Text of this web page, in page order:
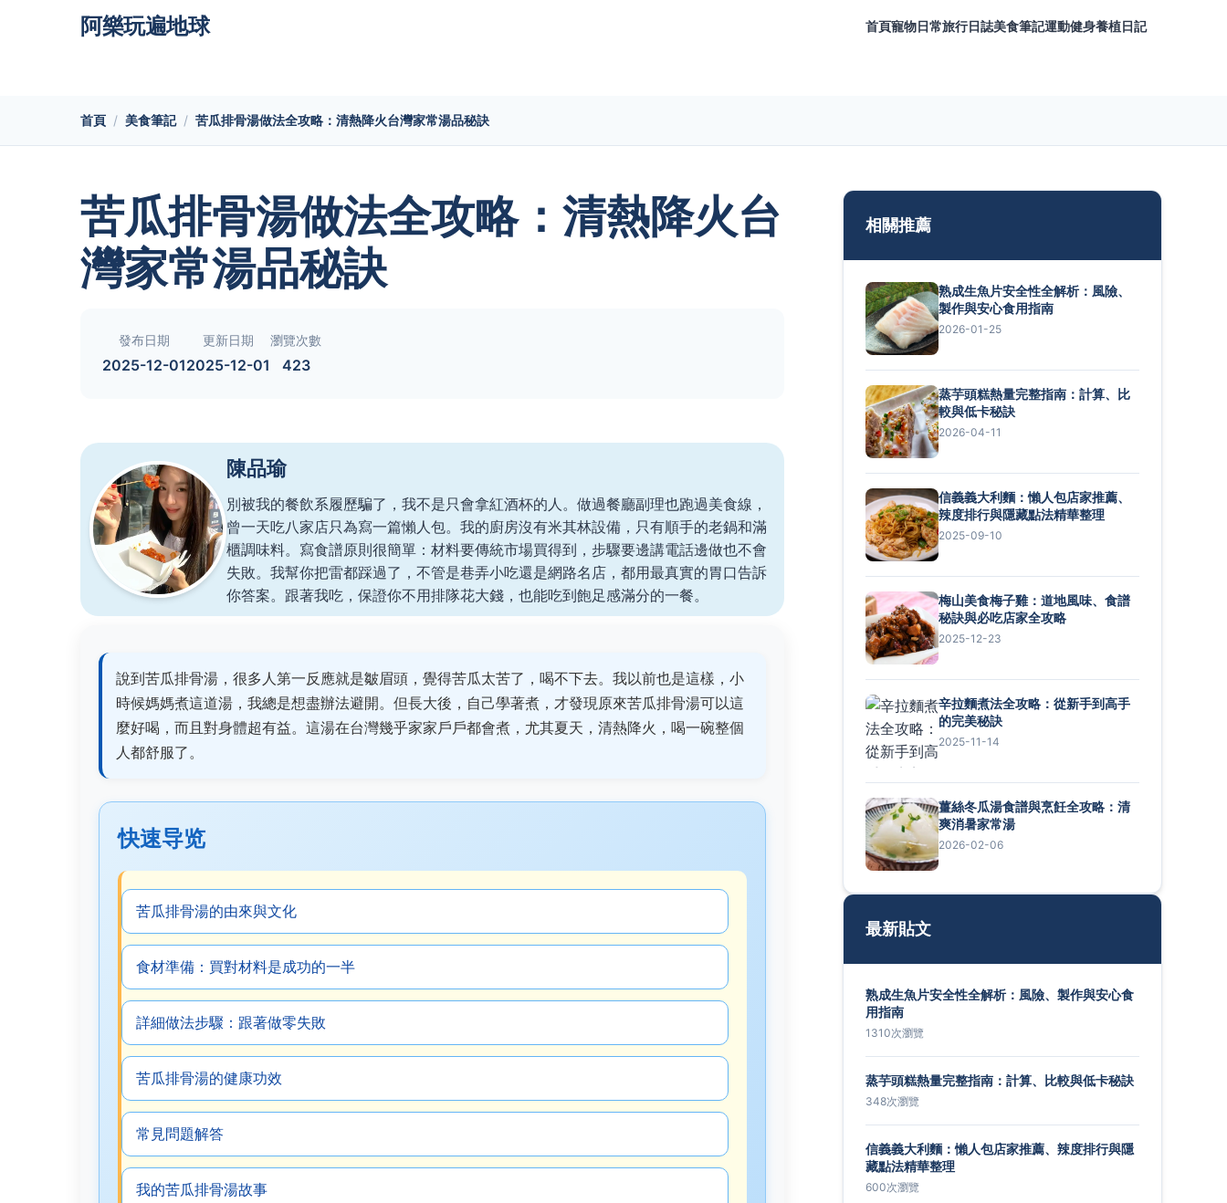
阿樂玩遍地球 首頁寵物日常旅行日誌美食筆記運動健身養植日記
首頁 美食筆記 苦瓜排骨湯做法全攻略：清熱降火台灣家常湯品秘訣
苦瓜排骨湯做法全攻略：清熱降火台
灣家常湯品秘訣
發布日期
2025-12-01
更新日期
2025-12-01
瀏覽次數
423
陳品瑜
別被我的餐飲系履歷騙了，我不是只會拿紅酒杯的人。做過餐廳副理也跑過美食線，
曾一天吃八家店只為寫一篇懶人包。我的廚房沒有米其林設備，只有順手的老鍋和滿
櫃調味料。寫食譜原則很簡單：材料要傳統市場買得到，步驟要邊講電話邊做也不會
失敗。我幫你把雷都踩過了，不管是巷弄小吃還是網路名店，都用最真實的胃口告訴
你答案。跟著我吃，保證你不用排隊花大錢，也能吃到飽足感滿分的一餐。
說到苦瓜排骨湯，很多人第一反應就是皺眉頭，覺得苦瓜太苦了，喝不下去。我以前也是這樣，小
時候媽媽煮這道湯，我總是想盡辦法避開。但長大後，自己學著煮，才發現原來苦瓜排骨湯可以這
麼好喝，而且對身體超有益。這湯在台灣幾乎家家戶戶都會煮，尤其夏天，清熱降火，喝一碗整個
人都舒服了。
快速导览
苦瓜排骨湯的由來與文化
食材準備：買對材料是成功的一半
詳細做法步驟：跟著做零失敗
苦瓜排骨湯的健康功效
常見問題解答
我的苦瓜排骨湯故事
相關推薦
熟成生魚片安全性全解析：風險、
製作與安心食用指南
2026-01-25
蒸芋頭糕熱量完整指南：計算、比
較與低卡秘訣
2026-04-11
信義義大利麵：懶人包店家推薦、
辣度排行與隱藏點法精華整理
2025-09-10
梅山美食梅子雞：道地風味、食譜
秘訣與必吃店家全攻略
2025-12-23
辛拉麵煮法全攻略：從新手到高手
的完美秘訣
2025-11-14
薑絲冬瓜湯食譜與烹飪全攻略：清
爽消暑家常湯
2026-02-06
最新貼文
熟成生魚片安全性全解析：風險、製作與安心食
用指南
1310次瀏覽
蒸芋頭糕熱量完整指南：計算、比較與低卡秘訣
348次瀏覽
信義義大利麵：懶人包店家推薦、辣度排行與隱
藏點法精華整理
600次瀏覽